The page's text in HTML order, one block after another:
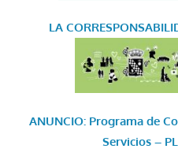
LA
ANUNCIO: Programa de
Servicios –